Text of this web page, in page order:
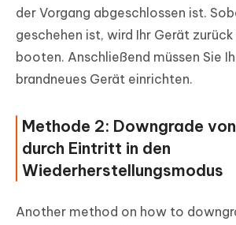
der Vorgang abgeschlossen ist.
geschehen ist, wird Ihr Gerät zurück
booten. Anschließend müssen Sie
brandneues Gerät einrichten.
Methode 2: Downgrade
durch Eintritt in den
Wiederherstellungsmodus
Another method on how to